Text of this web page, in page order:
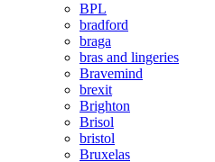
BPL
bradford
braga
bras and lingeries
Bravemind
brexit
Brighton
Brisol
bristol
Bruxelas